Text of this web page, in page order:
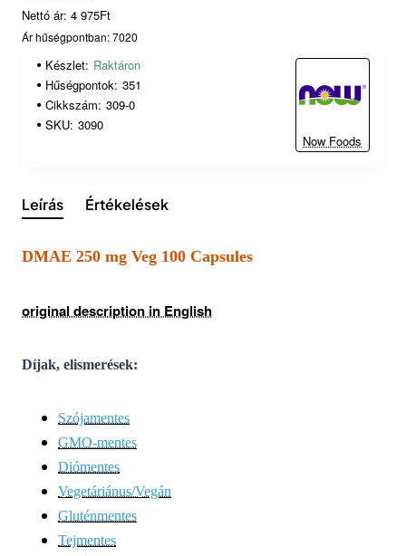
Nettó ár: 4 975Ft
Ár hűségpontban: 7020
Készlet: Raktáron
Hűségpontok: 351
Cikkszám: 309-0
SKU: 3090
Now Foods
Leírás Értékelések
DMAE 250 mg Veg 100 Capsules
original description in English
Díjak, elismerések:
Szójamentes
GMO-mentes
Diómentes
Vegetáriánus/Vegán
Gluténmentes
Tejmentes